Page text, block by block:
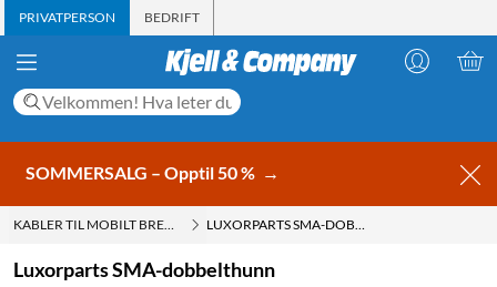
PRIVATPERSON BEDRIFT
SOMMERSALG – Opptil 50 % →
KABLER TIL MOBILT BREDBÅND LUXORPARTS SMA-DOBBELTHUNN
Luxorparts SMA-dobbelthunn